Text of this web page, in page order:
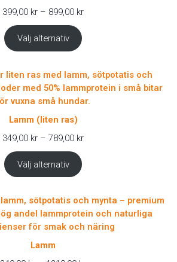
399,00 kr – 899,00 krPrisintervall:
Välj alternativ
Lamm (liten ras)
349,00 kr – 789,00 krPrisintervall:
Välj alternativ
Lamm